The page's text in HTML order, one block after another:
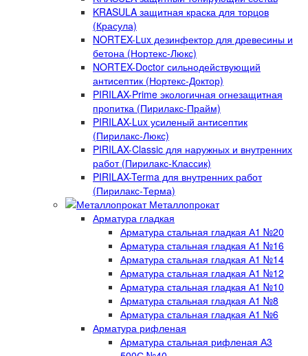
KRASULA защитная краска для торцов
(Красула)
NORTEX-Lux дезинфектор для древесины и
бетона (Нортекс-Люкс)
NORTEX-Doctor сильнодействующий
антисептик (Нортекс-Доктор)
PIRILAX-Prime экологичная огнезащитная
пропитка (Пирилакс-Прайм)
PIRILAX-Lux усиленый антисептик
(Пирилакс-Люкс)
PIRILAX-Classic для наружных и внутренних
работ (Пирилакс-Классик)
PIRILAX-Terma для внутренних работ
(Пирилакс-Терма)
Металлопрокат
Арматура гладкая
Арматура стальная гладкая А1 №20
Арматура стальная гладкая А1 №16
Арматура стальная гладкая А1 №14
Арматура стальная гладкая А1 №12
Арматура стальная гладкая А1 №10
Арматура стальная гладкая А1 №8
Арматура стальная гладкая А1 №6
Арматура рифленая
Арматура стальная рифленая А3